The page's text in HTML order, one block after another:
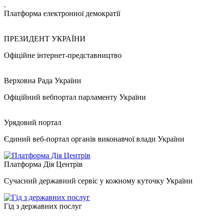
.
Платформа електронної демократії
ПРЕЗИДЕНТ УКРАЇНИ
Офіційне інтернет-представництво
Верховна Рада України
Офіційний вебпортал парламенту України
Урядовий портал
Єдиний веб-портал органів виконавчої влади України
Платформа Дія Центрів
Сучасний державний сервіс у кожному куточку України
Гід з державних послуг